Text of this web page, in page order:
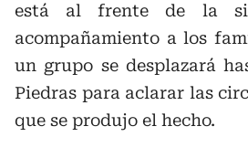
está al frente de la
acompañamiento a los
un grupo se desplazará
Piedras para aclarar las
que se produjo el hecho.